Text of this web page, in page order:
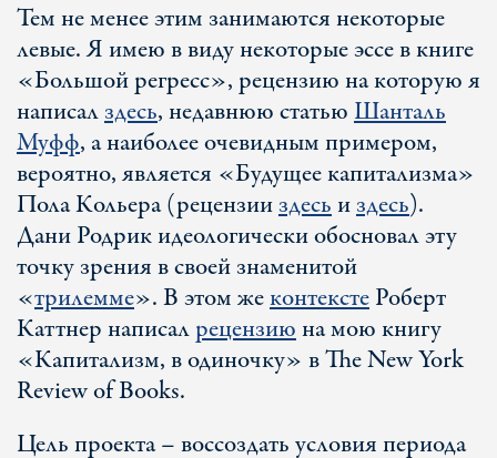
Тем не менее этим занимаются некоторые
левые. Я имею в виду некоторые эссе в книге
«Большой регресс», рецензию на которую я
написалздесь, недавнюю статьюШанталь
Муфф, а наиболее очевидным примером,
вероятно, является «Будущее капитализма»
Пола Кольера (рецензииздесьиздесь).
Дани Родрик идеологически обосновал эту
точку зрения в своей знаменитой
«трилемме». В этом жеконтекстеРоберт
Каттнер написалрецензиюна мою книгу
«Капитализм, в одиночку» в The New York
Review of Books.
Цель проекта – воссоздать условия периода